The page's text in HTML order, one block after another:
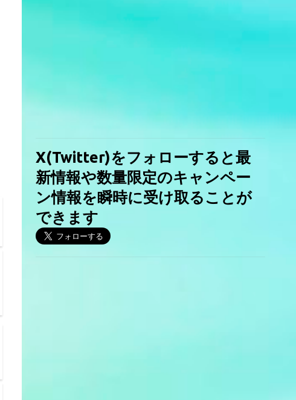
X(Twitter)をフォローすると最
新情報や数量限定のキャンペー
ン情報を瞬時に受け取ることが
できます